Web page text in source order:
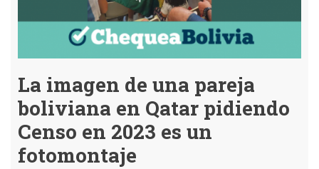
La imagen de una pareja
boliviana en Qatar pidiendo
Censo en 2023 es un
fotomontaje